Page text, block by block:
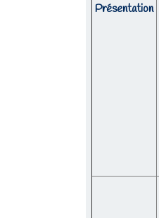
Présentation